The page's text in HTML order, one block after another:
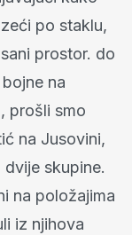
po staklu,
prostor. do
na
prošli smo
na Jusovini,
skupine.
na položajima
iz njihova